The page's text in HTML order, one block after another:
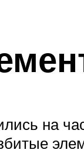
на